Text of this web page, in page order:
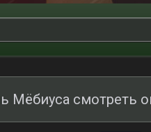
Мёбиуса смотреть